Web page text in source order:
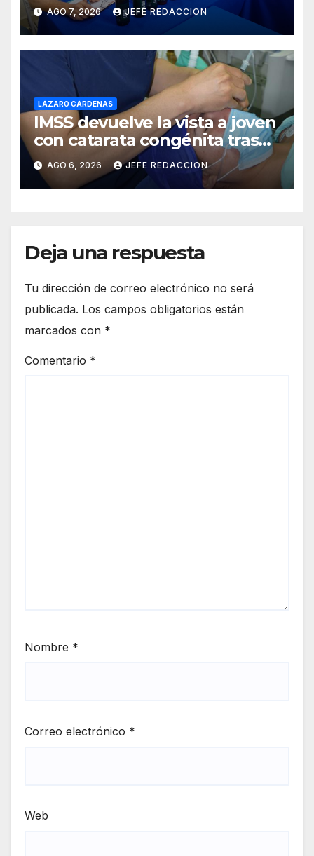
Internacional de la Cerveza
Costa de Michoacán 2026
AGO 7, 2026 JEFE REDACCION
LÁZARO CÁRDENAS
IMSS devuelve la vista a joven
con catarata congénita tras
23 años de limitación visual
AGO 6, 2026 JEFE REDACCION
Deja una respuesta
Tu dirección de correo electrónico no será
publicada. Los campos obligatorios están
marcados con *
Comentario *
Nombre *
Correo electrónico *
Web